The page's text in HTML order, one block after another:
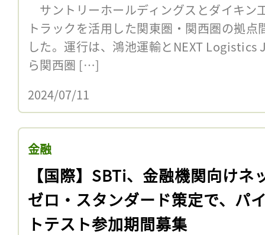
サントリーホールディングスとダイキン
トラックを活用した関東圏・関西圏の拠
した。運行は、鴻池運輸とNEXT
ら関西圏 […]
2024/07/11
金融
【国際】SBTi、金融機関向けネ
ゼロ・スタンダード策定で、パ
トテスト参加期間募集